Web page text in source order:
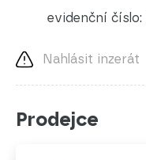
evidenční číslo:
Nahlásit inzerát
Prodejce